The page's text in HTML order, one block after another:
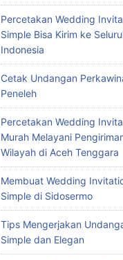
Percetakan Wedding
Simple Bisa Kirim ke
Indonesia
Cetak Undangan
Peneleh
Percetakan Wedding
Murah Melayani
Wilayah di Aceh Tenggara
Membuat Wedding
Simple di Sidosermo
Tips Mengerjakan
Simple dan Elegan